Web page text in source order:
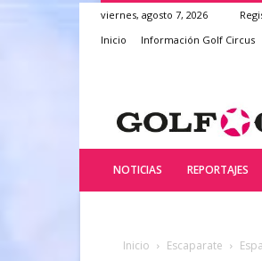
viernes, agosto 7, 2026
Inicio
Información Golf Circus
NOTICIAS REPORTAJES
Inicio Escaparate